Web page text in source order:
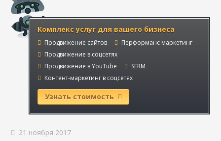
Комплекс услуг для вашего бизнеса
Продвижение сайтов
Перформанс маркетинг
Продвижение в соцсетях
Продвижение в YouTube
SERM
Контент-маркетинг в соцсетях
Узнать стоимость
21 ноября 2017